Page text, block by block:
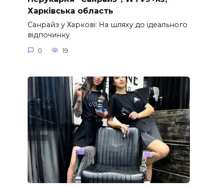
Харківська область
Санрайз у Харкові: На шляху до ідеального
відпочинку
0 19